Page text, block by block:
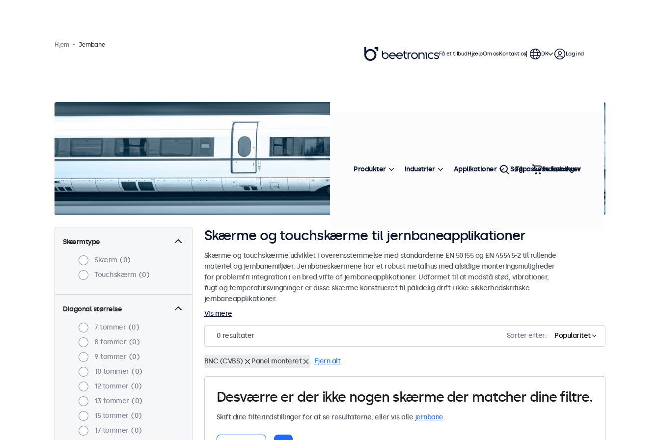
Hjem Jernbane
Skærmtype
Skærm
0
Touchskærm
0
Diagonal størrelse
7 tommer
0
8 tommer
0
9 tommer
0
10 tommer
0
12 tommer
0
13 tommer
0
15 tommer
0
17 tommer
0
Skærme og touchskærme til jernbaneapplikationer
Skærme og touchskærme udviklet i overensstemmelse med standarderne EN 50155 og EN 45545-2 til rullende
materiel og jernbanemiljøer. Jernbaneskærmene har et robust metalhus med alsidige monteringsmuligheder
for problemfri integration i en bred vifte af jernbaneapplikationer. Udformet til at modstå stød, vibrationer,
fugt og temperatursvingninger er disse skærme konstrueret til pålidelig drift i ikke-sikkerhedskritiske
jernbaneapplikationer.
Vis mere
0 resultater Sorter efter: Popularitet
BNC (CVBS) Panel monteret Fjern alt
Desværre er der ikke nogen skærme der matcher dine filtre.
Skift dine filterindstillinger for at se resultaterne, eller vis alle jernbane.
Få et tilbudHjælpOm osKontakt os DK Log ind
Produkter Industrier Applikationer Tilpassede løsninger
Søg Indkøbskurv